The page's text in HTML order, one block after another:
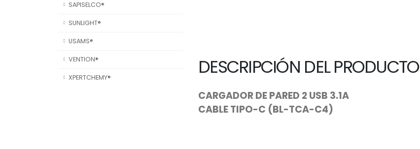
SAPISELCO®
SUNLIGHT®
USAMS®
VENTION®
XPERTCHEMY® DESCRIPCIÓN DEL PRODUCTO
CARGADOR DE PARED 2 USB 3.1A
CABLE TIPO-C (BL-TCA-C4)